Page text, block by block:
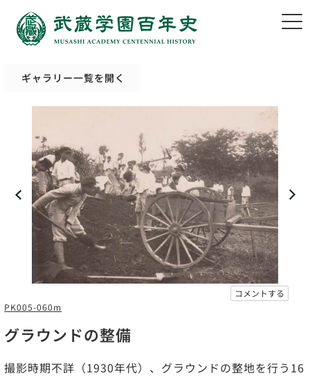
ギャラリー一覧を開く
コメントする
PK005-060m
グラウンドの整備
撮影時期不詳（1930年代）、グラウンドの整地を行う16